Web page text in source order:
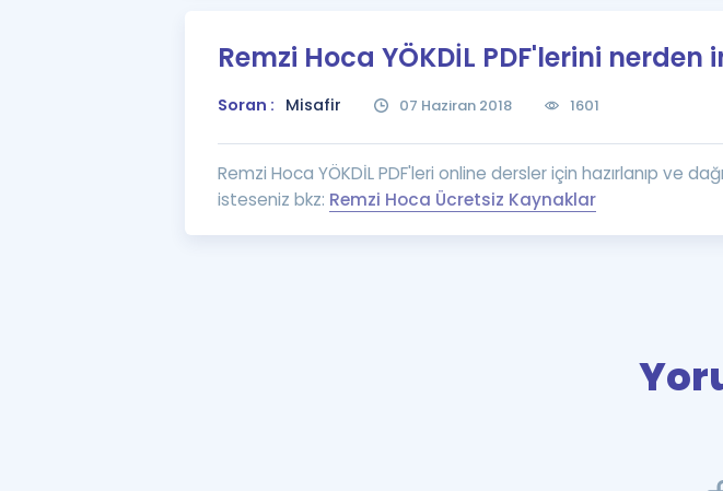
Remzi Hoca YÖKDİL PDF'lerini
Soran : Misafir 07 Haziran 2018 1601
Remzi Hoca YÖKDİL PDF'leri online dersler için hazırlanıp ve
isteseniz bkz: Remzi Hoca Ücretsiz Kaynaklar